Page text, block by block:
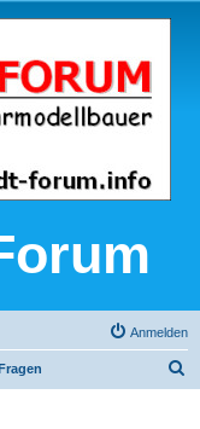
Anmelden